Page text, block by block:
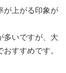
が上がる印象が
多いですが、大
すすめです。